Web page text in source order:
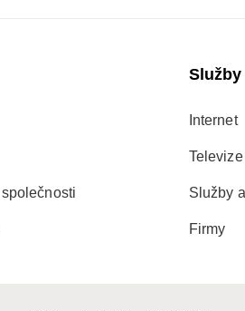
společnosti
Služby
Internet
Televize
Služby
Firmy